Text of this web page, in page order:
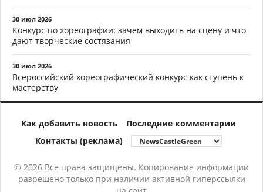
30 июл 2026
Конкурс по хореографии: зачем выходить на сцену и что
дают творческие состязания
30 июл 2026
Всероссийский хореографический конкурс как ступень к
мастерству
Как добавить новость
Последние комментарии
Контакты (реклама)
© 2026 Все права защищены. Копирование информации
разрешено только при наличии активной гиперссылки